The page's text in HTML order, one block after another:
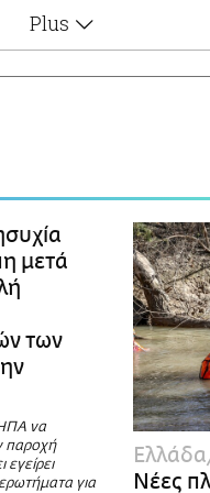
Plus
Οι Αθηναίοι
Απώλειες
μετά
των
να
παροχή
για
Ελλάδα
Νέες